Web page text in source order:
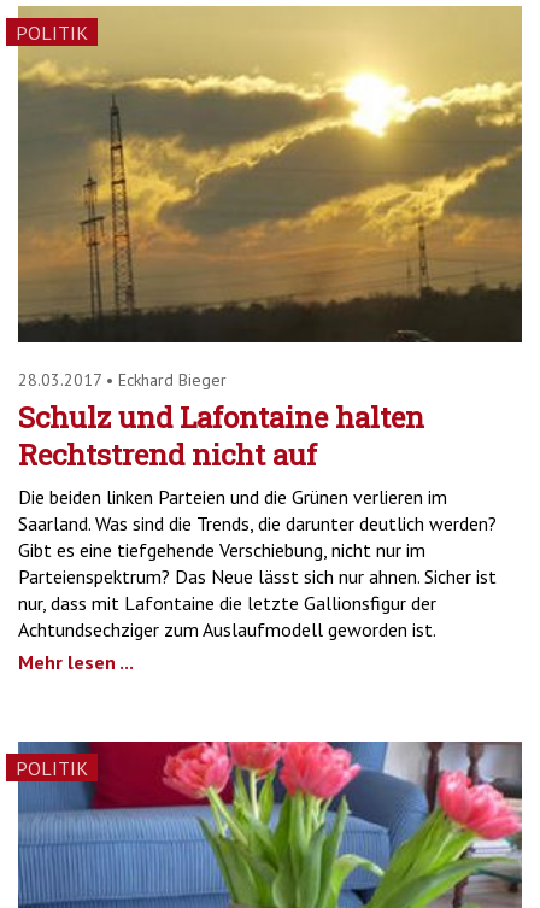
POLITIK
28.03.2017 • Eckhard Bieger
Schulz und Lafontaine halten
Rechtstrend nicht auf
Die beiden linken Parteien und die Grünen verlieren im
Saarland. Was sind die Trends, die darunter deutlich werden?
Gibt es eine tiefgehende Verschiebung, nicht nur im
Parteienspektrum? Das Neue lässt sich nur ahnen. Sicher ist
nur, dass mit Lafontaine die letzte Gallionsfigur der
Achtundsechziger zum Auslaufmodell geworden ist.
Mehr lesen ...
POLITIK